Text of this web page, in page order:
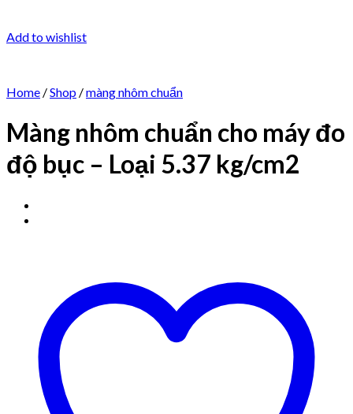
Add to wishlist
Home /Shop /màng nhôm chuẩn
Màng nhôm chuẩn cho máy đo
độ bục – Loại 5.37 kg/cm2